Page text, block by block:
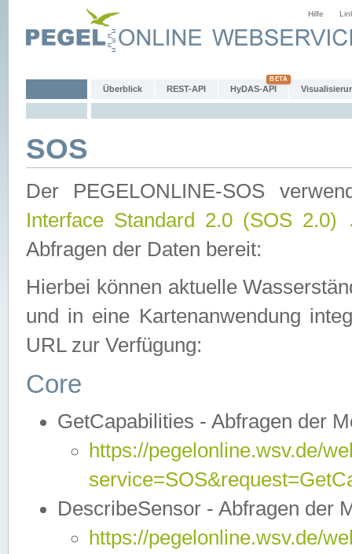
Hilfe
Überblick REST-API HyDAS-API
SOS
Der PEGELONLINE-SOS
Interface Standard 2.0 (SOS 2.0)
Abfragen der Daten bereit:
Hierbei können aktuelle
und in eine Kartenanwendung
URL zur Verfügung:
Core
GetCapabilities - Abfragen der
https://pegelonline.wsv.de/
DescribeSensor - Abfragen der
https://pegelonline.wsv.de/